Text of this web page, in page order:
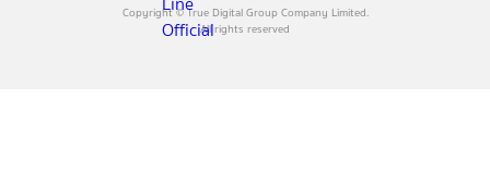
Copyright © True Digital Group Company Limited.
All rights reserved